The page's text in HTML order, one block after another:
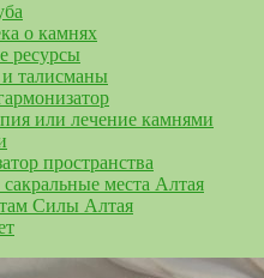
о камнях
ресурсы
талисманы
или лечение камнями
пространства
места Алтая
Силы Алтая